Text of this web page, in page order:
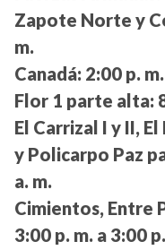
Zapote Norte y
m.
Canadá: 2:00 p.
Flor 1 parte alta:
El Carrizal I y II,
y Policarpo Paz
a. m.
Cimientos, Entre
3:00 p. m. a 3:00